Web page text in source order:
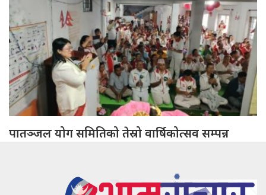
पातञ्जल योग समितिको तेस्रो वार्षिकोत्सव सम्पन्न